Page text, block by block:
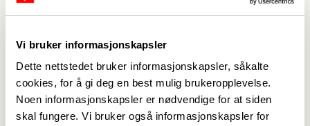
Vi bruker informasjonskapsler
Dette nettstedet bruker informasjonskapsler, såkalte
cookies, for å gi deg en best mulig brukeropplevelse.
Noen informasjonskapsler er nødvendige for at siden
skal fungere. Vi bruker også informasjonskapsler for
stemmer.
vår liste. Det er grunn til å takke alle som har stemt
på vår liste, og ikke minst alle tillitsvalgte som har
gjort en jobb for å få folk til å stemme. Dette har i
år vært mer krevende på grunn av
koronarestreksjoner, uttaler Gerd Øiahals leder av